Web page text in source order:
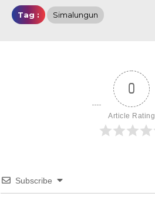
Tag : Simalungun
0
Article Rating
Subscribe